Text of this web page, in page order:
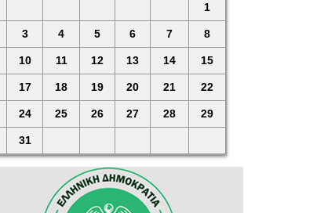
1
3 4 5 6 7 8
10 11 12 13 14 15
17 18 19 20 21 22
24 25 26 27 28 29
31